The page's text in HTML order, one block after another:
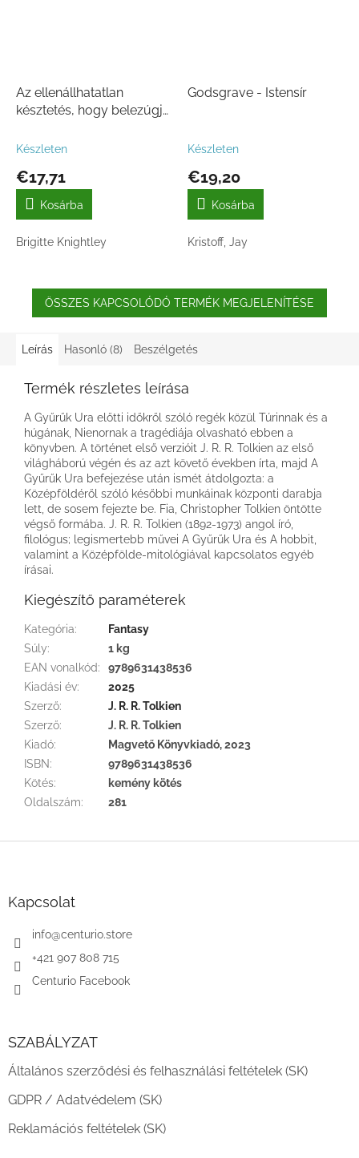
Az ellenállhatatlan
késztetés, hogy belezúgj
Készleten
€17,71
Kosárba
Brigitte Knightley
Godsgrave - Istensír
Készleten
€19,20
Kosárba
Kristoff, Jay
ÖSSZES KAPCSOLÓDÓ TERMÉK MEGJELENÍTÉSE
Leírás Hasonló (8) Beszélgetés
Termék részletes leírása
A Gyűrűk Ura előtti időkről szóló regék közül Túrinnak és a
húgának, Nienornak a tragédiája olvasható ebben a
könyvben. A történet első verzióit J. R. R. Tolkien az első
világháború végén és az azt követő években írta, majd A
Gyűrűk Ura befejezése után ismét átdolgozta: a
Középföldéről szóló későbbi munkáinak központi darabja
lett, de sosem fejezte be. Fia, Christopher Tolkien öntötte
végső formába. J. R. R. Tolkien (1892-1973) angol író,
filológus; legismertebb művei A Gyűrűk Ura és A hobbit,
valamint a Középfölde-mitológiával kapcsolatos egyéb
írásai.
Kiegészítő paraméterek
Kategória:
Fantasy
Súly:
1 kg
EAN vonalkód:
9789631438536
Kiadási év:
2025
Szerző:
J. R. R. Tolkien
Szerző:
J. R. R. Tolkien
Kiadó:
Magvető Könyvkiadó, 2023
ISBN:
9789631438536
Kötés:
kemény kötés
Oldalszám: 281
Kapcsolat
info@centurio.store
+421 907 808 715
Centurio Facebook
SZABÁLYZAT
Általános szerződési és felhasználási feltételek (SK)
GDPR / Adatvédelem (SK)
Reklamációs feltételek (SK)